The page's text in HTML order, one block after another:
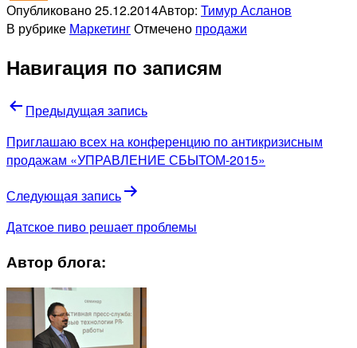
Опубликовано25.12.2014Автор: Тимур Асланов
В рубрике МаркетингОтмечено продажи
Навигация по записям
Предыдущая запись
Приглашаю всех на конференцию по антикризисным
продажам «УПРАВЛЕНИЕ СБЫТОМ-2015»
Следующая запись
Датское пиво решает проблемы
Автор блога: